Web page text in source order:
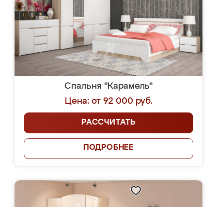
Спальня "Карамель"
Цена: от 92 000 руб.
РАССЧИТАТЬ
ПОДРОБНЕЕ